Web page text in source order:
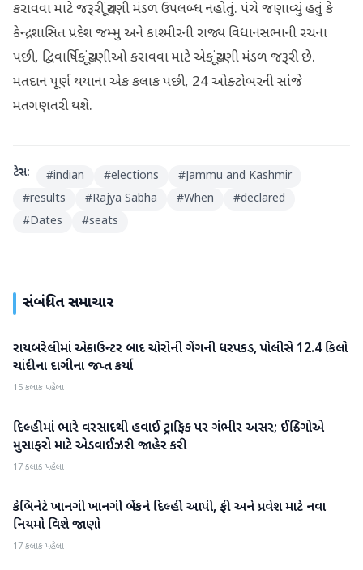
કરાવવા માટે જરૂરી ચૂંટણી મંડળ ઉપલબ્ધ નહોતું. પંચે જણાવ્યું હતું કે
કેન્દ્રશાસિત પ્રદેશ જમ્મુ અને કાશ્મીરની રાજ્ય વિધાનસભાની રચના
પછી, દ્વિવાર્ષિક ચૂંટણીઓ કરાવવા માટે એક ચૂંટણી મંડળ જરૂરી છે.
મતદાન પૂર્ણ થયાના એક કલાક પછી, 24 ઓક્ટોબરની સાંજે
મતગણતરી થશે.
ટેગ્સ: #indian #elections #Jammu and Kashmir
#results #Rajya Sabha #When #declared
#Dates #seats
સંબંધિત સમાચાર
રાષ્ટ્રીય
રાયબરેલીમાં એન્કાઉન્ટર બાદ ચોરોની ગેંગની ધરપકડ, પોલીસે 12.4 કિલો
ચાંદીના દાગીના જપ્ત કર્યા
15 કલાક પહેલા
રાષ્ટ્રીય
દિલ્હીમાં ભારે વરસાદથી હવાઈ ટ્રાફિક પર ગંભીર અસર; ઈન્ડિગોએ
મુસાફરો માટે એડવાઈઝરી જાહેર કરી
17 કલાક પહેલા
રાષ્ટ્રીય
કેબિનેટે ખાનગી ખાનગી બેંકને દિલ્હી આપી, ફી અને પ્રવેશ માટે નવા
નિયમો વિશે જાણો
17 કલાક પહેલા